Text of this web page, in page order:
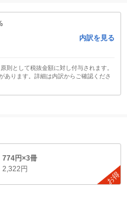
内訳を見る
則として税抜金額に対し付与されます。
あります。詳細は内訳からご確認くださ
774円×3冊
2,322円
お得